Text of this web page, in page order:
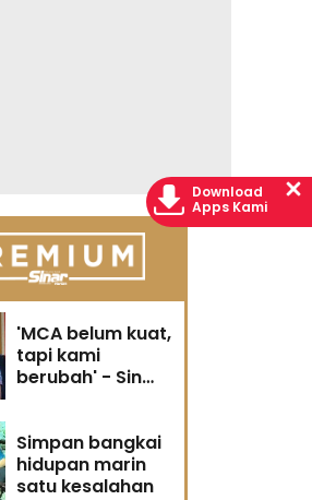
'MCA belum kuat,
tapi kami
berubah' - Sin
Simpan bangkai
hidupan marin
satu kesalahan
Download
Apps Kami